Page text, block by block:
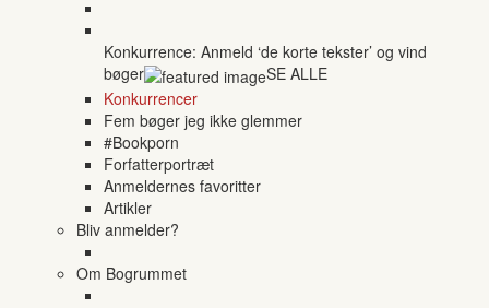
Konkurrence: Anmeld ‘de korte tekster’ og vind
bøger
SE ALLE
Konkurrencer
Fem bøger jeg ikke glemmer
#Bookporn
Forfatterportræt
Anmeldernes favoritter
Artikler
Bliv anmelder?
Om Bogrummet